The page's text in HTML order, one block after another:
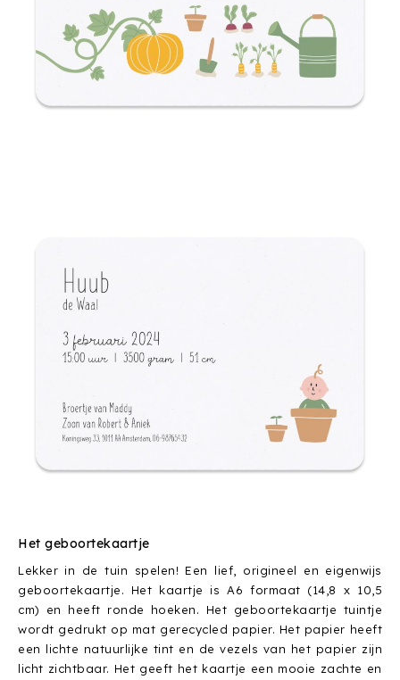
Het geboortekaartje
Lekker in de tuin spelen! Een lief, origineel en eigenwijs
geboortekaartje. Het kaartje is A6 formaat (14,8 x 10,5
cm) en heeft ronde hoeken. Het geboortekaartje tuintje
wordt gedrukt op mat gerecycled papier. Het papier heeft
een lichte natuurlijke tint en de vezels van het papier zijn
licht zichtbaar. Het geeft het kaartje een mooie zachte en